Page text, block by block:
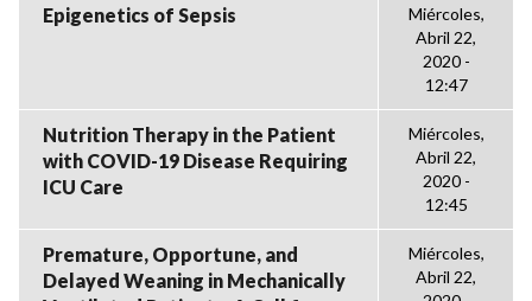
Epigenetics of Sepsis
Miércoles,
Abril 22,
2020 -
12:47
Nutrition Therapy in the Patient
with COVID-19 Disease Requiring
ICU Care
Miércoles,
Abril 22,
2020 -
12:45
Premature, Opportune, and
Delayed Weaning in Mechanically
Miércoles,
Abril 22,